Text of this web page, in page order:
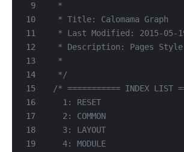
  9
10
11
13
14
15
16
17
18
19
*/